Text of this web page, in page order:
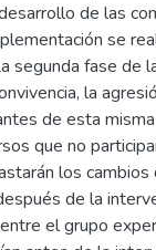
de las
se
segunda fase de
la
de esta
que no
los
de la
el grupo